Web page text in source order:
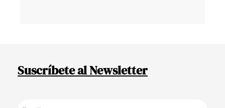
Suscríbete al Newsletter